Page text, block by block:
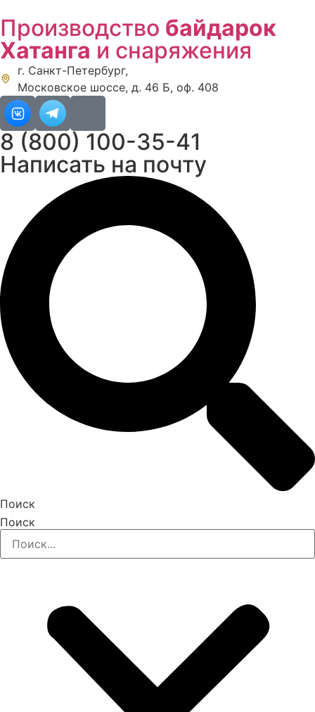
к
содержимому
Производство байдарок
Хатанга и снаряжения
г. Санкт-Петербург,
Московское шоссе, д. 46 Б, оф. 408
8 (800) 100-35-41
Написать на почту
Поиск
Поиск